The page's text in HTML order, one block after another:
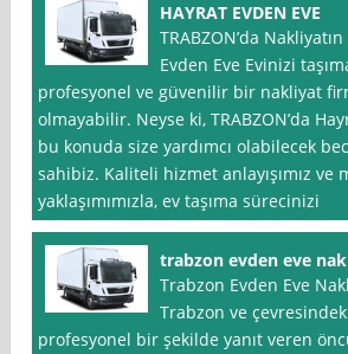
HAYRAT EVDEN EVE
TRABZON’da
Evden Eve Evinizi
profesyonel ve güvenilir bir nakliyat
olmayabilir. Neyse ki, TRABZON’da
bu konuda size yardımcı olabilecek
sahibiz. Kaliteli hizmet anlayışımız ve
yaklaşımımızla, ev taşıma sürecinizi
trabzon evden eve
Trabzon Evden Eve
Trabzon ve
profesyonel bir şekilde yanıt veren